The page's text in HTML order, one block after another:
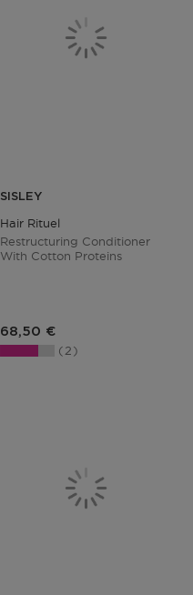
SISLEY
Hair Rituel
Restructuring Conditioner
With Cotton Proteins
Prix du produit
68,50 €
2